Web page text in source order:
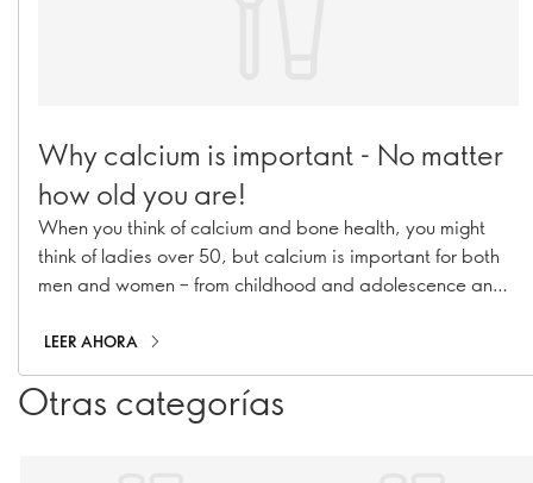
Why calcium is important - No matter
how old you are!
When you think of calcium and bone health, you might
think of ladies over 50, but calcium is important for both
men and women – from childhood and adolescence and
matters at every age, and how you can make sure you –
and those you love – are getting enough
LEER AHORA
Otras categorías